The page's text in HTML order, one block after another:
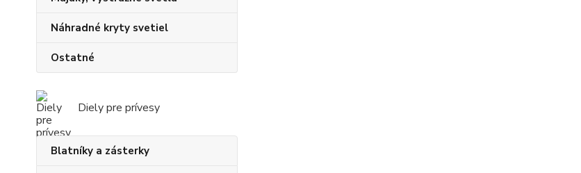
Náhradné kryty svetiel
Ostatné
Diely pre prívesy
Blatníky a zásterky